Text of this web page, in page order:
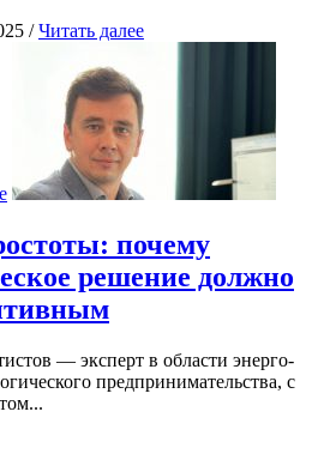
/Читать далее
почему
решение должно
— эксперт в области энерго-
предпринимательства, с